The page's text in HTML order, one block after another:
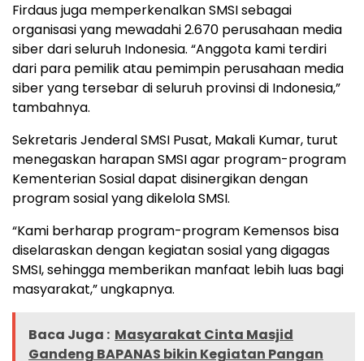
Firdaus juga memperkenalkan SMSI sebagai
organisasi yang mewadahi 2.670 perusahaan media
siber dari seluruh Indonesia. “Anggota kami terdiri
dari para pemilik atau pemimpin perusahaan media
siber yang tersebar di seluruh provinsi di Indonesia,”
tambahnya.
Sekretaris Jenderal SMSI Pusat, Makali Kumar, turut
menegaskan harapan SMSI agar program-program
Kementerian Sosial dapat disinergikan dengan
program sosial yang dikelola SMSI.
“Kami berharap program-program Kemensos bisa
diselaraskan dengan kegiatan sosial yang digagas
SMSI, sehingga memberikan manfaat lebih luas bagi
masyarakat,” ungkapnya.
Baca Juga : Masyarakat Cinta Masjid
Gandeng BAPANAS bikin Kegiatan Pangan